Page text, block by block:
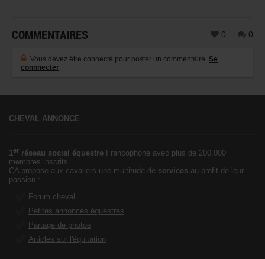
COMMENTAIRES 0 0
Vous devez être connecté pour poster un commentaire. Se
connnecter.
CHEVAL ANNONCE
1er réseau social équestre Francophone avec plus de 200.000
membres inscrits.
CA propose aux cavaliers une multitude de services au profit de leur
passion :
Forum cheval
Petites annonces équestres
Partage de photos
Articles sur l'équitation